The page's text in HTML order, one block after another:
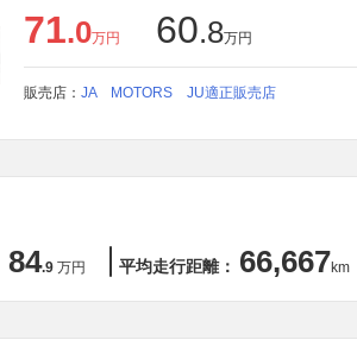
71.0万円 60.8万円
販売店： JA MOTORS JU適正販売店
84.9 万円 平均走行距離： 66,667km